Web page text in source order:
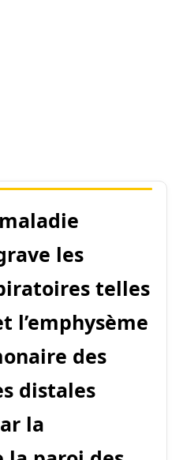
les
telles
l’emphysème
des
distales
la